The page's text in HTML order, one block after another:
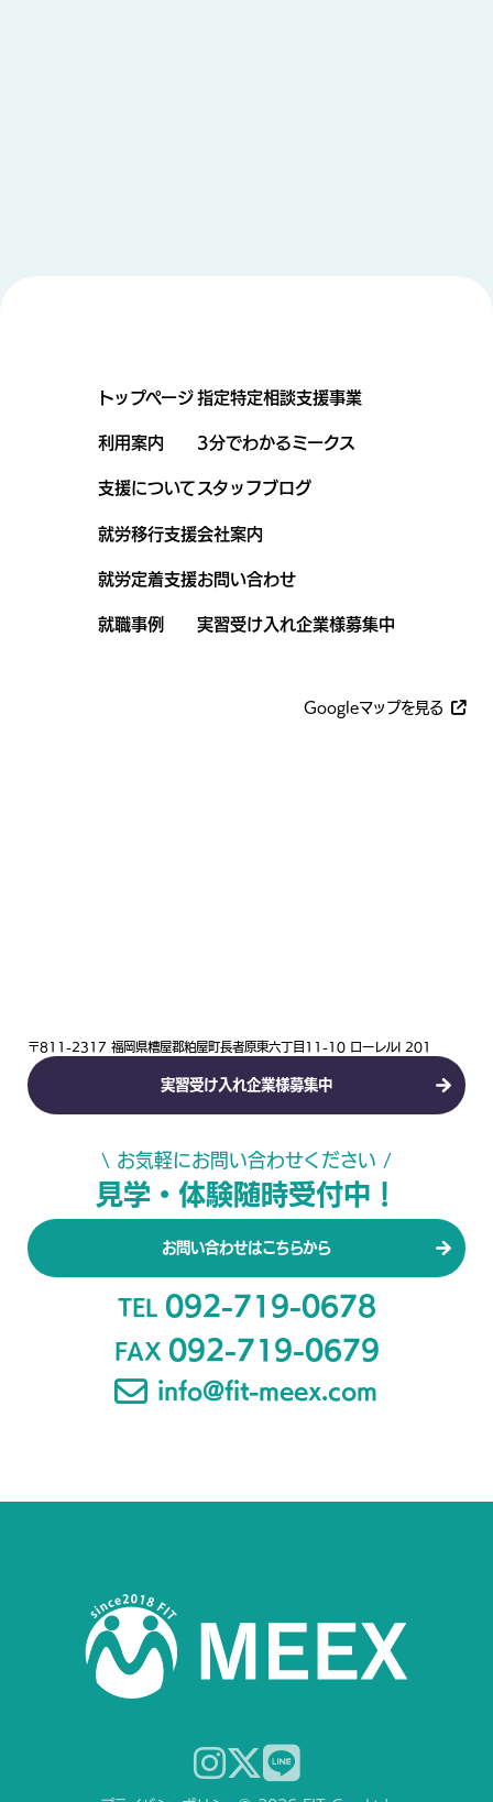
トップページ
利用案内
支援について
就労移行支援
就労定着支援
就職事例
指定特定相談支援事業
3分でわかるミークス
スタッフブログ
会社案内
お問い合わせ
実習受け入れ企業様募集中
Googleマップを見る
〒811-2317 福岡県糟屋郡粕屋町長者原東六丁目11-10 ローレルI 201
実習受け入れ企業様募集中
\ お気軽にお問い合わせください /
見学・体験随時受付中！
お問い合わせはこちらから
TEL 092-719-0678
FAX 092-719-0679
info@fit-meex.com